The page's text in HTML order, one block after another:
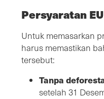
Persyaratan
Untuk memasarkan
harus memastikan
tersebut:
Tanpa
setelah 31